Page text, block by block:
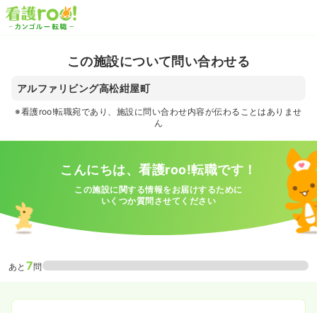
この施設について問い合わせる
アルファリビング高松紺屋町
※看護roo!転職宛であり、施設に問い合わせ内容が伝わることはありませ
ん
こんにちは、看護roo!転職です！
この施設に関する情報をお届けするために
いくつか質問させてください
あと 7問